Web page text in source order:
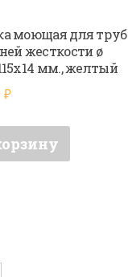
моющая для труб
жесткости ø
мм., желтый
₽